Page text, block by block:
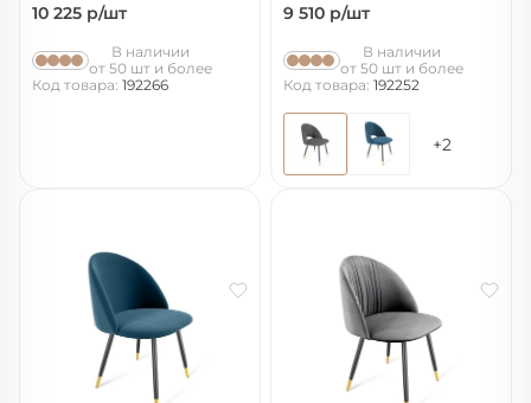
10 225 р/шт
В наличии
от 50 шт и более
Код товара: 192266
9 510 р/шт
В наличии
от 50 шт и более
Код товара: 192252
+2